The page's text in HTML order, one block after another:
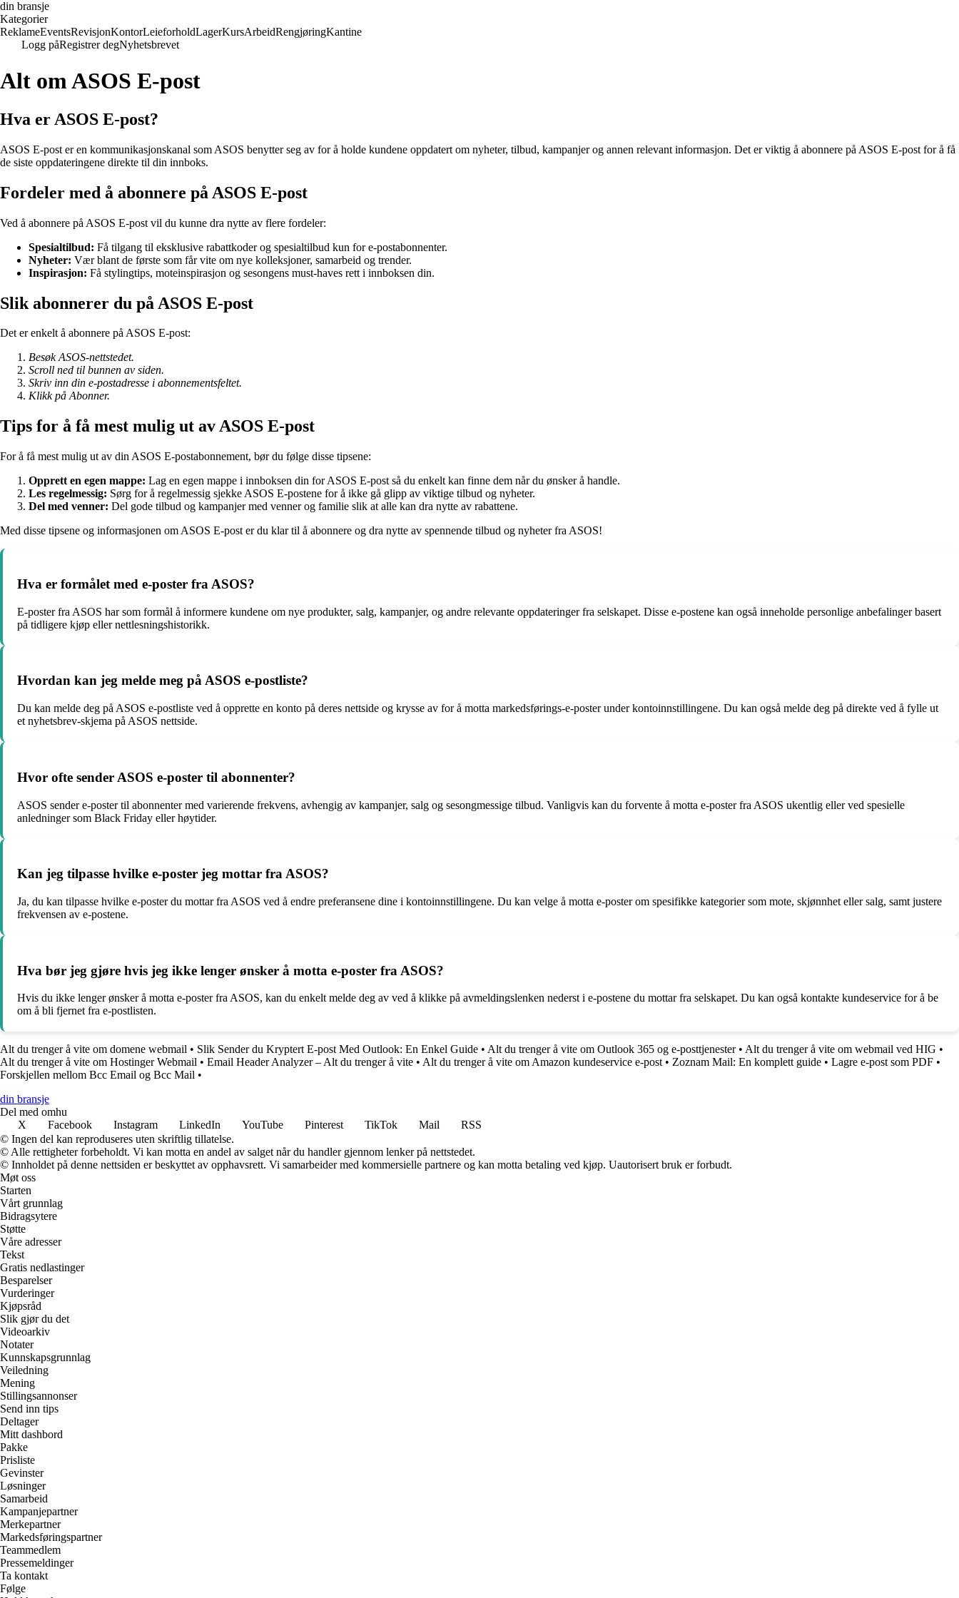
din bransje
Kategorier
ReklameEventsRevisjonKontorLeieforholdLagerKursArbeidRengjøringKantine
Logg påRegistrer degNyhetsbrevet
Alt om ASOS E-post
Hva er ASOS E-post?
ASOS E-post er en kommunikasjonskanal som ASOS benytter seg av for å holde kundene oppdatert om nyheter, tilbud, kampanjer og annen relevant informasjon. Det er viktig å abonnere på ASOS E-post for å få
de siste oppdateringene direkte til din innboks.
Fordeler med å abonnere på ASOS E-post
Ved å abonnere på ASOS E-post vil du kunne dra nytte av flere fordeler:
Spesialtilbud: Få tilgang til eksklusive rabattkoder og spesialtilbud kun for e-postabonnenter.
Nyheter: Vær blant de første som får vite om nye kolleksjoner, samarbeid og trender.
Inspirasjon: Få stylingtips, moteinspirasjon og sesongens must-haves rett i innboksen din.
Slik abonnerer du på ASOS E-post
Det er enkelt å abonnere på ASOS E-post:
Besøk ASOS-nettstedet.
Scroll ned til bunnen av siden.
Skriv inn din e-postadresse i abonnementsfeltet.
Klikk på Abonner.
Tips for å få mest mulig ut av ASOS E-post
For å få mest mulig ut av din ASOS E-postabonnement, bør du følge disse tipsene:
Opprett en egen mappe: Lag en egen mappe i innboksen din for ASOS E-post så du enkelt kan finne dem når du ønsker å handle.
Les regelmessig: Sørg for å regelmessig sjekke ASOS E-postene for å ikke gå glipp av viktige tilbud og nyheter.
Del med venner: Del gode tilbud og kampanjer med venner og familie slik at alle kan dra nytte av rabattene.
Med disse tipsene og informasjonen om ASOS E-post er du klar til å abonnere og dra nytte av spennende tilbud og nyheter fra ASOS!
Hva er formålet med e-poster fra ASOS?
E-poster fra ASOS har som formål å informere kundene om nye produkter, salg, kampanjer, og andre relevante oppdateringer fra selskapet. Disse e-postene kan også inneholde personlige anbefalinger basert
på tidligere kjøp eller nettlesningshistorikk.
Hvordan kan jeg melde meg på ASOS e-postliste?
Du kan melde deg på ASOS e-postliste ved å opprette en konto på deres nettside og krysse av for å motta markedsførings-e-poster under kontoinnstillingene. Du kan også melde deg på direkte ved å fylle ut
et nyhetsbrev-skjema på ASOS nettside.
Hvor ofte sender ASOS e-poster til abonnenter?
ASOS sender e-poster til abonnenter med varierende frekvens, avhengig av kampanjer, salg og sesongmessige tilbud. Vanligvis kan du forvente å motta e-poster fra ASOS ukentlig eller ved spesielle
anledninger som Black Friday eller høytider.
Kan jeg tilpasse hvilke e-poster jeg mottar fra ASOS?
Ja, du kan tilpasse hvilke e-poster du mottar fra ASOS ved å endre preferansene dine i kontoinnstillingene. Du kan velge å motta e-poster om spesifikke kategorier som mote, skjønnhet eller salg, samt justere
frekvensen av e-postene.
Hva bør jeg gjøre hvis jeg ikke lenger ønsker å motta e-poster fra ASOS?
Hvis du ikke lenger ønsker å motta e-poster fra ASOS, kan du enkelt melde deg av ved å klikke på avmeldingslenken nederst i e-postene du mottar fra selskapet. Du kan også kontakte kundeservice for å be
om å bli fjernet fra e-postlisten.
Alt du trenger å vite om domene webmail • Slik Sender du Kryptert E-post Med Outlook: En Enkel Guide • Alt du trenger å vite om Outlook 365 og e-posttjenester• Alt du trenger å vite om webmail ved HIG •
Alt du trenger å vite om Hostinger Webmail • Email Header Analyzer – Alt du trenger å vite • Alt du trenger å vite om Amazon kundeservice e-post• Zoznam Mail: En komplett guide • Lagre e-post som PDF •
Forskjellen mellom Bcc Email og Bcc Mail •
din bransje
Del med omhu
X
Facebook Instagram LinkedIn YouTube Pinterest TikTok Mail
RSS
© Ingen del kan reproduseres uten skriftlig tillatelse.
© Alle rettigheter forbeholdt. Vi kan motta en andel av salget når du handler gjennom lenker på nettstedet.
© Innholdet på denne nettsiden er beskyttet av opphavsrett. Vi samarbeider med kommersielle partnere og kan motta betaling ved kjøp. Uautorisert bruk er forbudt.
Møt oss
Starten
Vårt grunnlag
Bidragsytere
Støtte
Våre adresser
Tekst
Gratis nedlastinger
Besparelser
Vurderinger
Kjøpsråd
Slik gjør du det
Videoarkiv
Notater
Kunnskapsgrunnlag
Veiledning
Mening
Stillingsannonser
Send inn tips
Deltager
Mitt dashbord
Pakke
Prisliste
Gevinster
Løsninger
Samarbeid
Kampanjepartner
Merkepartner
Markedsføringspartner
Teammedlem
Pressemeldinger
Ta kontakt
Følge